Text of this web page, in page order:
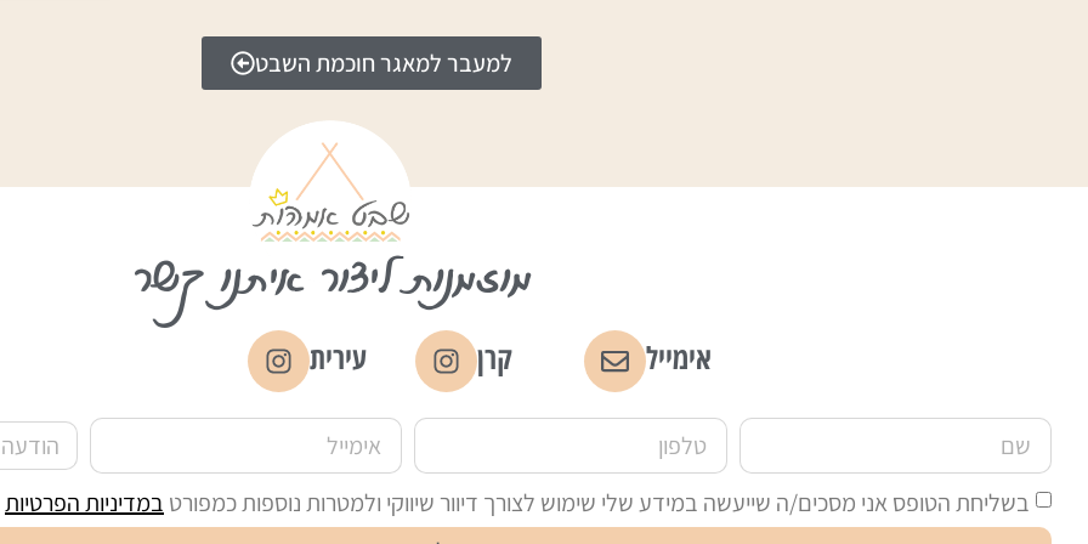
למעבר למאגר חוכמת השבט
מוזמנות ליצור איתנו קשר
אימייל קרן עירית
בשליחת הטופס אני מסכים/ה שייעשה במידע שלי שימוש לצורך דיוור שיווקי ולמטרות נוספות כמפורט במדיניות הפרטיות